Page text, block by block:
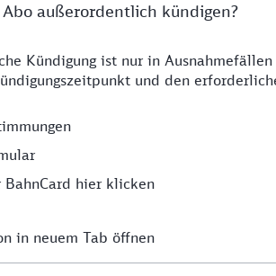
außerordentlich kündigen?
Kündigung ist nur in
und den
BahnCard hier klicken
in neuem Tab öffnen